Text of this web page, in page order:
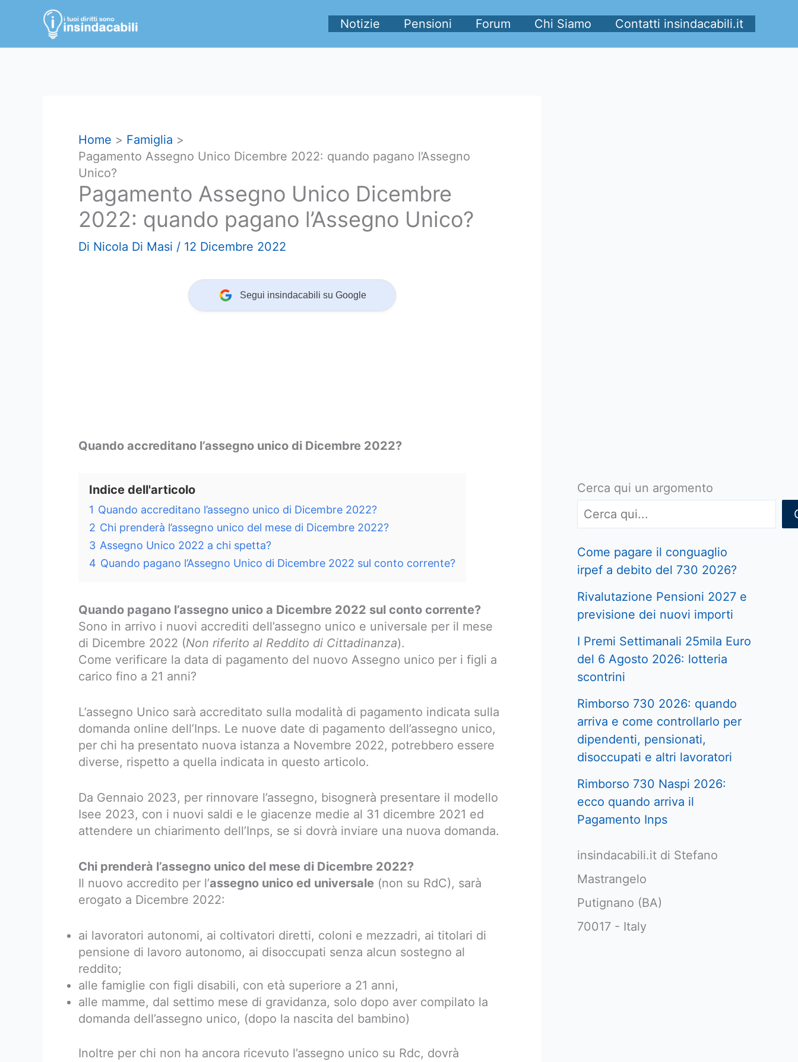
contenuto
Notizie Pensioni Forum Chi Siamo Contatti insindacabili.it
Home
Famiglia
Pagamento Assegno Unico Dicembre 2022: quando pagano l’Assegno
Unico?
Pagamento Assegno Unico Dicembre
2022: quando pagano l’Assegno Unico?
Di Nicola Di Masi / 12 Dicembre 2022
Segui insindacabili su Google
Quando accreditano l’assegno unico di Dicembre 2022?
Indice dell'articolo
1 Quando accreditano l’assegno unico di Dicembre 2022?
2 Chi prenderà l’assegno unico del mese di Dicembre 2022?
3 Assegno Unico 2022 a chi spetta?
4 Quando pagano l’Assegno Unico di Dicembre 2022 sul conto corrente?
Quando pagano l’assegno unico a Dicembre 2022 sul conto corrente?
Sono in arrivo i nuovi accrediti dell’assegno unico e universale per il mese
di Dicembre 2022 (Non riferito al Reddito di Cittadinanza).
Come verificare la data di pagamento del nuovo Assegno unico per i figli a
carico fino a 21 anni?
L’assegno Unico sarà accreditato sulla modalità di pagamento indicata sulla
domanda online dell’Inps. Le nuove date di pagamento dell’assegno unico,
per chi ha presentato nuova istanza a Novembre 2022, potrebbero essere
diverse, rispetto a quella indicata in questo articolo.
Da Gennaio 2023, per rinnovare l’assegno, bisognerà presentare il modello
Isee 2023, con i nuovi saldi e le giacenze medie al 31 dicembre 2021 ed
attendere un chiarimento dell’Inps, se si dovrà inviare una nuova domanda.
Chi prenderà l’assegno unico del mese di Dicembre 2022?
Il nuovo accredito per l’assegno unico ed universale (non su RdC), sarà
erogato a Dicembre 2022:
ai lavoratori autonomi, ai coltivatori diretti, coloni e mezzadri, ai titolari di
pensione di lavoro autonomo, ai disoccupati senza alcun sostegno al
reddito;
alle famiglie con figli disabili, con età superiore a 21 anni,
alle mamme, dal settimo mese di gravidanza, solo dopo aver compilato la
domanda dell’assegno unico, (dopo la nascita del bambino)
Inoltre per chi non ha ancora ricevuto l’assegno unico su Rdc, dovrà
Cerca qui un argomento
Come pagare il conguaglio
irpef a debito del 730 2026?
Rivalutazione Pensioni 2027 e
previsione dei nuovi importi
I Premi Settimanali 25mila Euro
del 6 Agosto 2026: lotteria
scontrini
Rimborso 730 2026: quando
arriva e come controllarlo per
dipendenti, pensionati,
disoccupati e altri lavoratori
Rimborso 730 Naspi 2026:
ecco quando arriva il
Pagamento Inps
insindacabili.it di Stefano
Mastrangelo
Putignano (BA)
70017 - Italy